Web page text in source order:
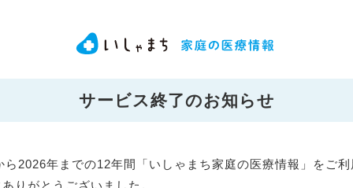
サービス終了のお知らせ
ら2026年までの12年間「いしゃまち家庭の医療情報」をご
りがとうございました。